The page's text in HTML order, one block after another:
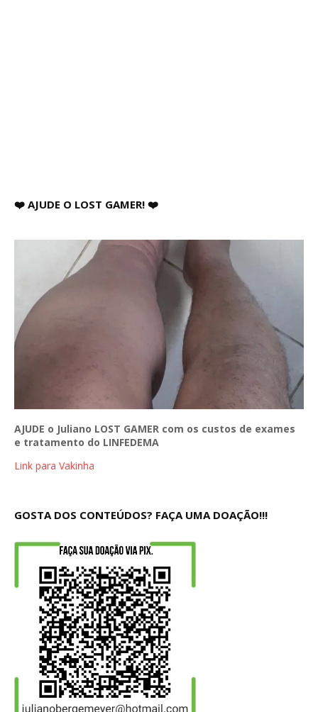
❤️ AJUDE O LOST GAMER! ❤️
AJUDE o Juliano LOST GAMER com os custos de exames
e tratamento do LINFEDEMA
Link para Vakinha
GOSTA DOS CONTEÚDOS? FAÇA UMA DOAÇÃO!!!